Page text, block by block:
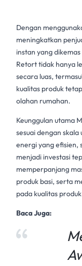
Dengan
meningkatkan
instan yang
Retorttidak hanya
secara luas,
kualitas produk
olahan rumahan.
Keunggulan utama
sesuai dengan
energi yang efisien,
menjadi investasi
memperpanjang
produk basi, serta
pada kualitas
Baca Juga: